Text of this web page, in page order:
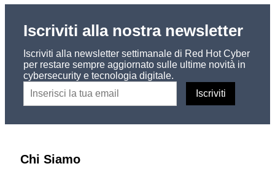
Iscriviti alla nostra newsletter
Iscriviti alla newsletter settimanale di Red Hot Cyber
per restare sempre aggiornato sulle ultime novità in
cybersecurity e tecnologia digitale.
Chi Siamo